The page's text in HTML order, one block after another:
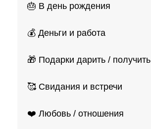
🎂 В день рождения
💰 Деньги и работа
🎁 Подарки дарить / получить
🥰 Свидания и встречи
❤️ Любовь / отношения